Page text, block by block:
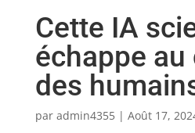
Cette IA
échappe
des
par admin4355| Août 17,